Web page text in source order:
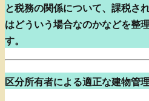
と税務の関係について、課税さ
はどういう場合なのかなどを整
す。
区分所有者による適正な建物管